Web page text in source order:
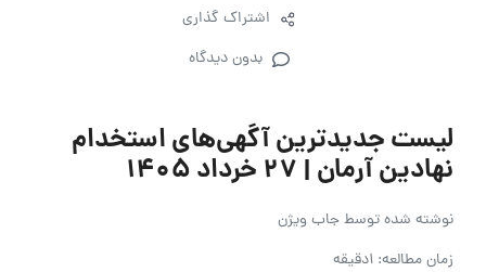
اشتراک گذاری
بدون دیدگاه
لیست جدیدترین آگهی‌های استخدام
نهادین آرمان | ۲۷ خرداد ۱۴۰۵
نوشته شده توسطجاب ویژن
زمان مطالعه: 1دقیقه